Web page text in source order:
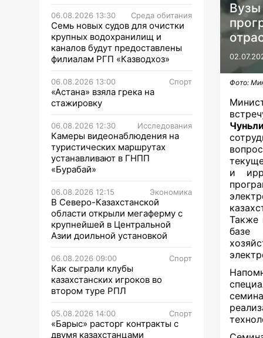
06.08.2026 13:30 Среда обитания
Семь новых судов для очистки
крупных водохранилищ и
каналов будут предоставлены
филиалам РГП «Казводхоз»
06.08.2026 13:00 Спорт
«Астана» взяла грека на
стажировку
06.08.2026 12:30 Исследования
Камеры видеонаблюдения на
туристических маршрутах
устанавливают в ГНПП
«Бурабай»
06.08.2026 12:15 Экономика
В Северо-Казахстанской
области открыли мегаферму с
крупнейшей в Центральной
Азии доильной установкой
06.08.2026 09:00 Спорт
Как сыграли клубы
казахстанских игроков во
втором туре РПЛ
05.08.2026 14:00 Спорт
«Барыс» расторг контракты с
двумя казахстанцами
Вузы
Фото:
и
Также
базе